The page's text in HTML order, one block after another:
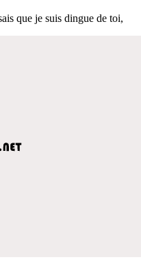
que je suis dingue de toi,